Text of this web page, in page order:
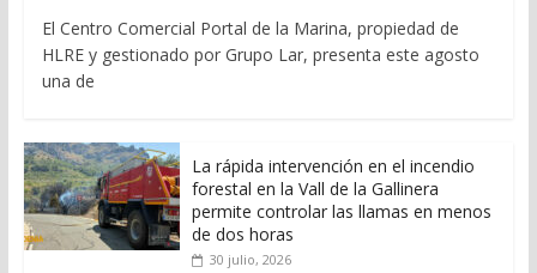
El Centro Comercial Portal de la Marina, propiedad de
HLRE y gestionado por Grupo Lar, presenta este agosto
una de
La rápida intervención en el incendio
forestal en la Vall de la Gallinera
permite controlar las llamas en menos
de dos horas
30 julio, 2026